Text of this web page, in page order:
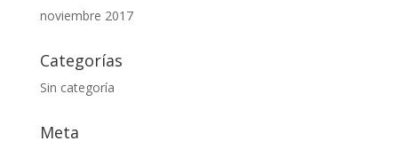
noviembre 2017
Categorías
Sin categoría
Meta